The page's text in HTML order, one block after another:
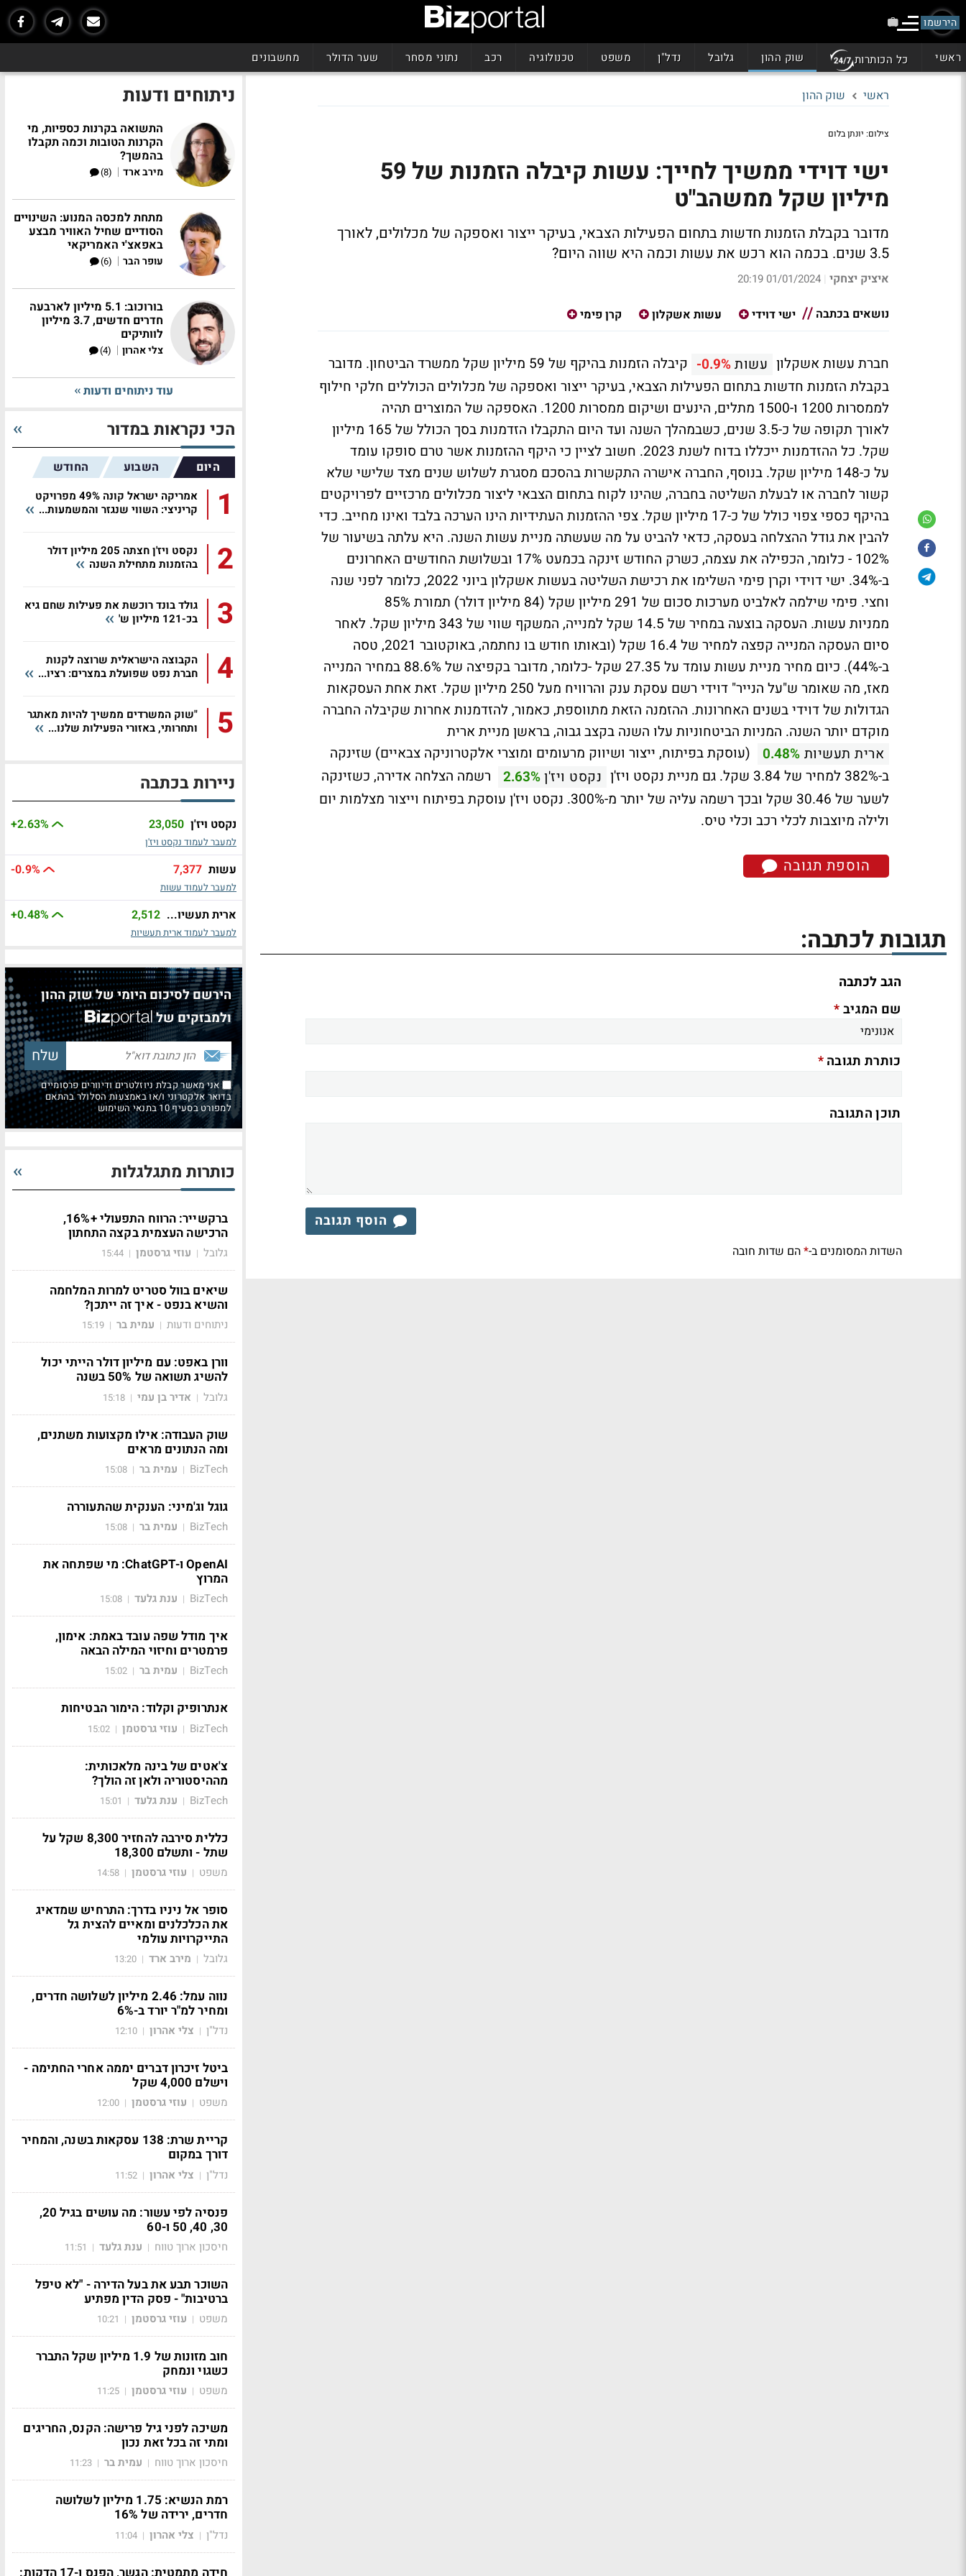
הירשמו
ראשי כל הכותרות שוק ההון גלובל נדל"ן משפט טכנולוגיה רכב נתוני מסחר שער הדולר מחשבונים
ראשי שוק ההון
צילום: יונתן בלום
ישי דוידי ממשיך לחייך: עשות קיבלה הזמנות של 59
מיליון שקל ממשהב"ט
מדובר בקבלת הזמנות חדשות בתחום הפעילות הצבאי, בעיקר ייצור ואספקה של מכלולים, לאורך
3.5 שנים. בכמה הוא רכש את עשות וכמה היא שווה היום?
איציק יצחקי |
01/01/2024 20:19
נושאים בכתבה ישי דוידי עשות אשקלון קרן פימי
חברת עשות אשקלון עשות-0.9%
קיבלה הזמנות בהיקף של 59 מיליון שקל ממשרד הביטחון. מדובר
בקבלת הזמנות חדשות בתחום הפעילות הצבאי, בעיקר ייצור ואספקה של מכלולים הכוללים חלקי חילוף
לממסרות 1200 ו-1500 מתלים, הינעים ושיקום ממסרות 1200. האספקה של המוצרים תהיה
לאורך תקופה של כ-3.5 שנים, כשבמהלך השנה ועד היום התקבלו הזדמנות בסך הכולל של 165 מיליון
שקל. כל ההזדמנות ייכללו בדוח לשנת 2023. חשוב לציין כי היקף ההזמנות אשר טרם סופקו עומד
על כ-148 מיליון שקל. בנוסף, החברה אישרה התקשרות בהסכם מסגרת לשלוש שנים מצד שלישי שלא
קשור לחברה או לבעלת השליטה בחברה, שהינו לקוח בתחום הצבאי ליצור מכלולים מרכזיים לפרויקטים
בהיקף כספי צפוי כולל של כ-17 מיליון שקל. צפי ההזמנות העתידיות הינו הערכה בלבד ואינו מחייב. כדי
להבין את גודל ההצלחה בעסקה, כדאי להביט על מה שעשתה מניית עשות השנה. היא עלתה בשיעור של
102% - כלומר, הכפילה את עצמה, כשרק החודש זינקה בכמעט 17% ובשלושת החודשים האחרונים
ב-34%. ישי דוידי וקרן פימי השלימו את רכישת השליטה בעשות אשקלון ביוני 2022, כלומר לפני שנה
וחצי. פימי שילמה לאלביט מערכות סכום של 291 מיליון שקל (84 מיליון דולר) תמורת 85%
ממניות עשות. העסקה בוצעה במחיר של 14.5 שקל למנייה, המשקף שווי של 343 מיליון שקל. לאחר
סיום העסקה המנייה קפצה למחיר של 16.4 שקל (ובאותו חודש בו נחתמה, באוקטובר 2021, טסה
ב-44%). כיום מחיר מניית עשות עומד על 27.35 שקל -כלומר, מדובר בקפיצה של 88.6% במחיר המנייה
מאז, מה שאומר ש"על הנייר" דוידי רשם עסקת ענק והרוויח מעל 250 מיליון שקל. זאת אחת העסקאות
הגדולות של דוידי בשנים האחרונות. ההזמנה הזאת מתווספת, כאמור, להזדמנות אחרות שקיבלה החברה
מוקדם יותר השנה. המניות הביטחוניות עלו השנה בקצב גבוה, בראשן מניית ארית
ארית תעשיות 0.48%
(עוסקת בפיתוח, ייצור ושיווק מרעומים ומוצרי אלקטרוניקה צבאיים) שזינקה
ב-382% למחיר של 3.84 שקל. גם מניית נקסט ויז'ן
נקסט ויז'ן2.63%
רשמה הצלחה אדירה, כשזינקה
לשער של 30.46 שקל ובכך רשמה עליה של יותר מ-300%. נקסט ויז'ן עוסקת בפיתוח וייצור מצלמות יום
ולילה מיוצבות לכלי רכב וכלי טיס.
הוספת תגובה
תגובות לכתבה:
הגב לכתבה
שם המגיב*
כותרת תגובה*
תוכן התגובה
הוסף תגובה
השדות המסומנים ב-*הם שדות חובה
ניתוחים ודעות
התשואה בקרנות כספיות, מי
הקרנות הטובות וכמה תקבלו
בהמשך?
מירב ארד |
(8)
מתחת למכסה המנוע: השינויים
הסודיים שחיל האוויר מבצע
באפאצ'י האמריקאי
עופר הבר |
(6)
בורוכוב: 5.1 מיליון לארבעה
חדרים חדשים, 3.7 מיליון
לוותיקים
צלי אהרון |
(4)
עוד ניתוחים ודעות
הכי נקראות במדור
היום השבוע החודש
1
אמריקה ישראל קונה 49% מפרויקט
קריניצי: השווי שנגזר והמשמעות...
2
נקסט ויז'ן חצתה 205 מיליון דולר
בהזמנות מתחילת השנה
3
גולד בונד רוכשת את פעילות שחם גיא
בכ-121 מיליון ש'
4
הקבוצה הישראלית שרוצה לקנות
חברת נפט שפועלת במצרים: רציו...
5
"שוק המשרדים ממשיך להיות מאתגר
ותחרותי, באזורי הפעילות שלנו...
ניירות בכתבה
נקסט ויז'ן 23,050
+2.63%
למעבר לעמוד נקסט ויז'ן
עשות 7,377
-0.9%
למעבר לעמוד עשות
ארית תעשיו... 2,512
+0.48%
למעבר לעמוד ארית תעשיות
הירשם לסיכום היומי של שוק ההון
ולמבזקים של
אני מאשר קבלת ניוזלטרים ודיוורים פרסומיים
בדואר אלקטרוני ו/או באמצעות הסלולר בהתאם
למפורט בסעיף 10 בתנאי השימוש
כותרות מתגלגלות
ברקשייר: הרווח התפעולי +16%,
הרכישה העצמית בקצה התחתון
גלובל | עוזי גרסטמן |
15:44
שיאים בוול סטריט למרות המלחמה
והשיא בנפט - איך זה ייתכן?
ניתוחים ודעות | עמית בר |
15:19
וורן באפט: עם מיליון דולר הייתי יכול
להשיג תשואה של 50% בשנה
גלובל | אדיר בן עמי |
15:18
שוק העבודה: אילו מקצועות משתנים,
ומה הנתונים מראים
BizTech
| עמית בר |
15:08
גוגל וג'מיני: הענקית שהתעוררה
BizTech
| עמית בר |
15:08
OpenAI ו-ChatGPT: מי שפתחה את
המרוץ
BizTech
| ענת גלעד |
15:08
איך מודל שפה עובד באמת: אימון,
פרמטרים וחיזוי המילה הבאה
BizTech
| עמית בר |
15:02
אנתרופיק וקלוד: הימור הבטיחות
BizTech
| עוזי גרסטמן |
15:02
צ'אטים של בינה מלאכותית:
מההיסטוריה ולאן זה הולך?
BizTech
| ענת גלעד |
15:01
כללית סירבה להחזיר 8,300 שקל על
שתל - ותשלם 18,300
משפט | עוזי גרסטמן |
14:58
סופר אל ניניו בדרך: התרחיש שמדאיג
את הכלכלנים ומאיים להצית גל
התייקרויות עולמי
גלובל | מירב ארד |
13:20
נווה עמל: 2.46 מיליון לשלושה חדרים,
ומחיר למ"ר יורד ב-6%
נדל"ן | צלי אהרון |
12:10
ביטל זיכרון דברים יממה אחרי החתימה -
וישלם 4,000 שקל
משפט | עוזי גרסטמן |
12:00
קריית שרת: 138 עסקאות בשנה, והמחיר
דורך במקום
נדל"ן | צלי אהרון |
11:52
פנסיה לפי עשור: מה עושים בגיל 20,
30, 40, 50 ו-60
חיסכון ארוך טווח | ענת גלעד |
11:51
השוכר תבע את בעל הדירה - "לא טיפל
ברטיבות" - פסק הדין מפתיע
משפט | עוזי גרסטמן |
10:21
חוב מזונות של 1.9 מיליון שקל התברר
כשגוי ונמחק
משפט | עוזי גרסטמן |
11:25
משיכה לפני גיל פרישה: הקנס, החריגים
ומתי זה בכל זאת נכון
חיסכון ארוך טווח | עמית בר |
11:23
רמת הנשיא: 1.75 מיליון לשלושה
חדרים, ירידה של 16%
נדל"ן | צלי אהרון |
11:04